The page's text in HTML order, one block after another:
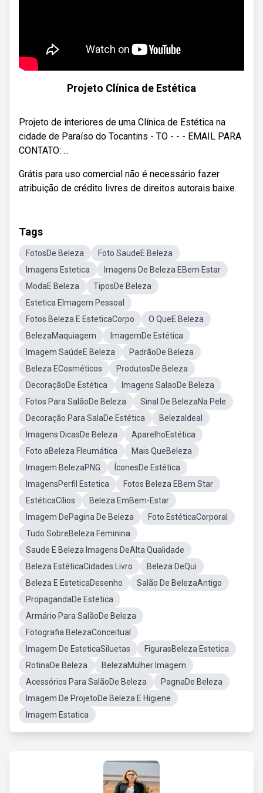
Projeto Clínica de Estética
Projeto de interiores de uma Clínica de Estética na
cidade de Paraíso do Tocantins - TO - - - EMAIL PARA
CONTATO: ...
Grátis para uso comercial não é necessário fazer
atribuição de crédito livres de direitos autorais baixe.
Tags
FotosDe Beleza
Foto SaudeE Beleza
Imagens Estetica
Imagens De Beleza EBem Estar
ModaE Beleza
TiposDe Beleza
Estetica EImagem Pessoal
Fotos Beleza E EsteticaCorpo
O QueE Beleza
BelezaMaquiagem
ImagemDe Estética
Imagem SaúdeE Beleza
PadrãoDe Beleza
Beleza ECosméticos
ProdutosDe Beleza
DecoraçãoDe Estética
Imagens SalaoDe Beleza
Fotos Para SalãoDe Beleza
Sinal De BelezaNa Pele
Decoração Para SalaDe Estética
BelezaIdeal
Imagens DicasDe Beleza
AparelhoEstética
Foto aBeleza Fleumática
Mais QueBeleza
Imagem BelezaPNG
ÍconesDe Estética
ImagensPerfil Estetica
Fotos Beleza EBem Star
EstéticaCílios
Beleza EmBem-Estar
Imagem DePagina De Beleza
Foto EstéticaCorporal
Tudo SobreBeleza Feminina
Saude E Beleza Imagens DeAlta Qualidade
Beleza EstéticaCidades Livro
Beleza DeQui
Beleza E EsteticaDesenho
Salão De BelezaAntigo
PropagandaDe Estetica
Armário Para SalãoDe Beleza
Fotografia BelezaConceitual
Imagem De EsteticaSiluetas
FigurasBeleza Estetica
RotinaDe Beleza
BelezaMulher Imagem
Acessórios Para SalãoDe Beleza
PagnaDe Beleza
Imagem De ProjetoDe Beleza E Higiene
Imagem Estatica